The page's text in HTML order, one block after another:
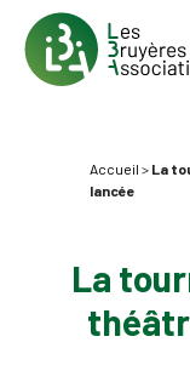
Accueil > La
lancée
La